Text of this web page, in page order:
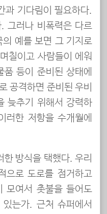
과 기다림이 필요하다.
그러나 비폭력은 다르
예를 보면 그 기지로
칠이고 사람들이 에워
등이 준비된 상태에
공격하면 준비된 우비
늦추기 위해서 강력하
러한 저항을 수개월에
방식을 택했다. 우리
으로 도로를 점거하고
모여서 촛불을 들어도
는가. 근처 슈퍼에서